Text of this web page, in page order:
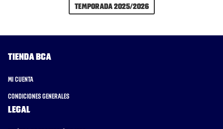
Temporada 2025/2026
Tienda BCA
Mi cuenta
Condiciones generales
Legal